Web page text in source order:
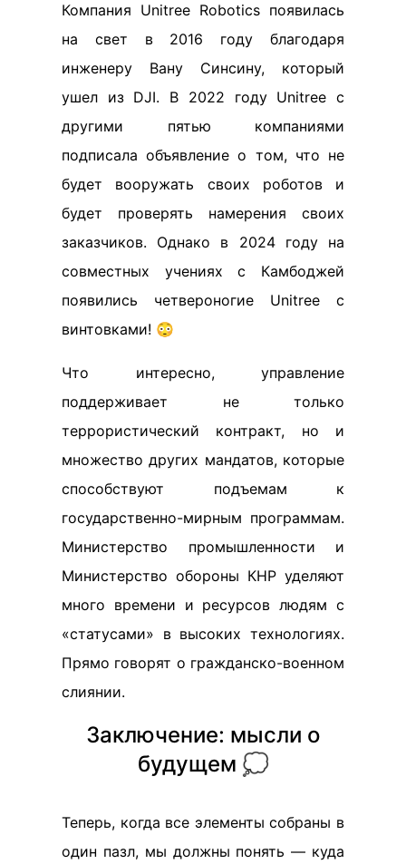
Компания Unitree Robotics появилась
на свет в 2016 году благодаря
инженеру Вану Синсину, который
ушел из DJI. В 2022 году Unitree с
другими пятью компаниями
подписала объявление о том, что не
будет вооружать своих роботов и
будет проверять намерения своих
заказчиков. Однако в 2024 году на
совместных учениях с Камбоджей
появились четвероногие Unitree с
винтовками! 😳
Что интересно, управление
поддерживает не только
террористический контракт, но и
множество других мандатов, которые
способствуют подъемам к
государственно-мирным программам.
Министерство промышленности и
Министерство обороны КНР уделяют
много времени и ресурсов людям с
«статусами» в высоких технологиях.
Прямо говорят о гражданско-военном
слиянии.
Заключение: мысли о
будущем 💭
Теперь, когда все элементы собраны в
один пазл, мы должны понять — куда